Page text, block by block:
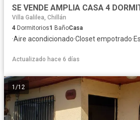
Villa Galilea, Chillán
4 Dormitorios1 BañoCasa
·Aire acondicionado·Closet empotrado·
Actualizado hace 6 días
1 /12